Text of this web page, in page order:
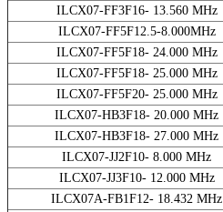
ILCX07-FF3F16- 13.560 MHz
ILCX07-FF5F12.5-8.000MHz
ILCX07-FF5F18- 24.000 MHz
ILCX07-FF5F18- 25.000 MHz
ILCX07-FF5F20- 25.000 MHz
ILCX07-HB3F18- 20.000 MHz
ILCX07-HB3F18- 27.000 MHz
ILCX07-JJ2F10- 8.000 MHz
ILCX07-JJ3F10- 12.000 MHz
ILCX07A-FB1F12- 18.432 MHz